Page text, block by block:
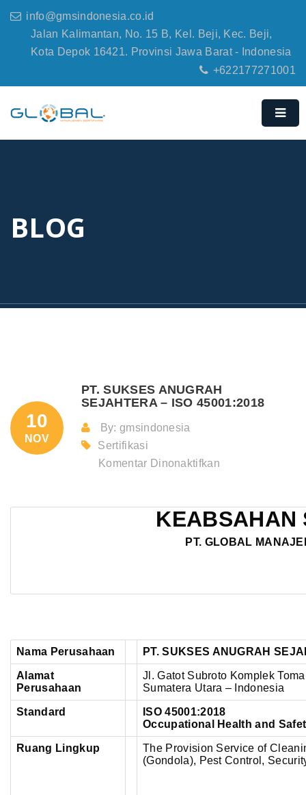
info@gmsindonesia.co.id
Jalan Kalimantan, No. 15 B, Kel. Beji, Kec. Beji,
Kota Depok 16421. Provinsi Jawa Barat - Indonesia
+622177271001
BLOG
10
NOV
PT. SUKSES ANUGRAH
SEJAHTERA – ISO 45001:2018
By: gmsindonesia
Sertifikasi
Komentar Dinonaktifkan
ANUGRAH
KEABSAHAN
PT. GLOBAL
Nama Perusahaan PT. SUKSES ANUGRAH
Alamat
Perusahaan
Jl. Gatot Subroto Komplek
Sumatera Utara – Indonesia
Standard
ISO 45001:2018
Occupational Health and
Ruang Lingkup
The Provision Service of
(Gondola), Pest Control,